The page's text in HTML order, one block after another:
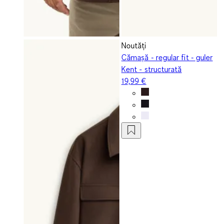
Noutăți
Cămașă - regular fit - guler
Kent - structurată
19,99 €